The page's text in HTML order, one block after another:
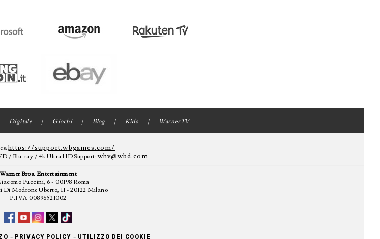
Digitale Giochi Blog Kids WarnerTV
https://support.wbgames.com/
/ Blu-ray / 4k Ultra HD Support:whv@wbd.com
Warner Bros. Entertainment
Puccini, 6 - 00198 Roma
Di Modrone Uberto, 11 - 20122 Milano
P.IVA 00896521002
- PRIVACY POLICY - UTILIZZO DEI COOKIE